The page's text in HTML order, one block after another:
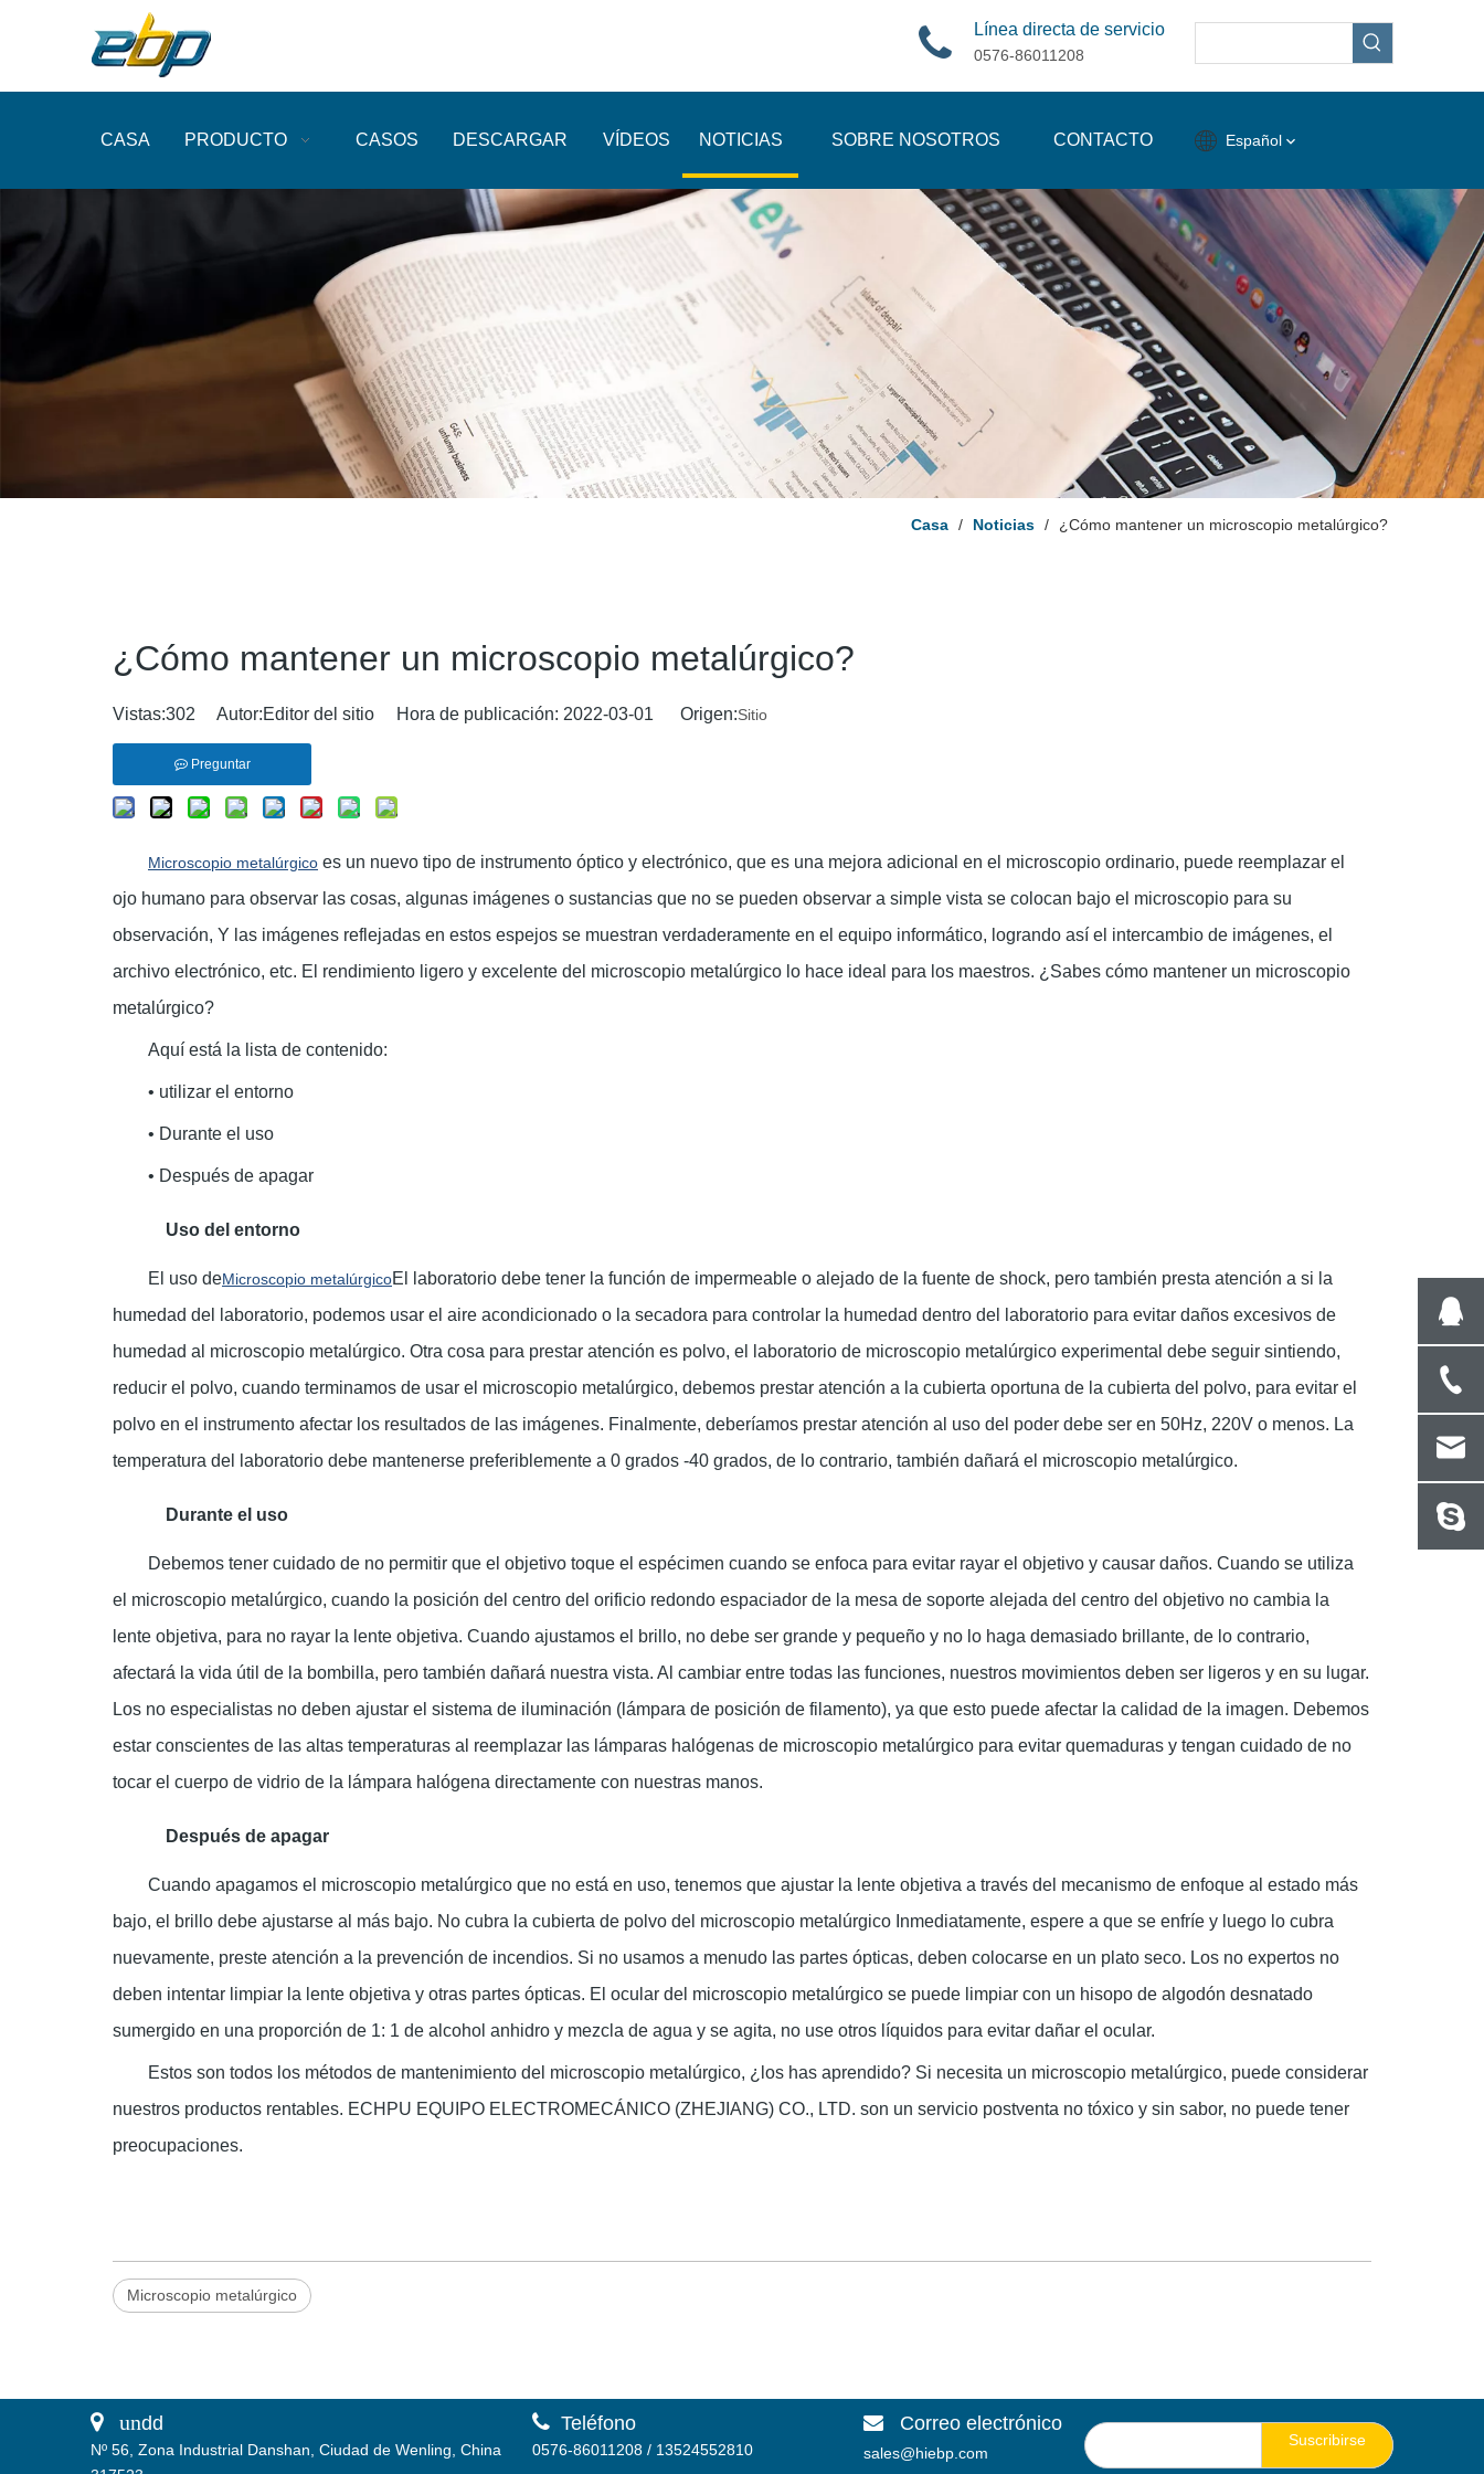
Línea directa de servicio
0576-86011208
CASA PRODUCTO CASOS DESCARGAR VÍDEOS NOTICIAS SOBRE NOSOTROS CONTACTO Español
Casa / Noticias / ¿Cómo mantener un microscopio metalúrgico?
¿Cómo mantener un microscopio metalúrgico?
Vistas:302 Autor:Editor del sitio Hora de publicación: 2022-03-01 Origen:Sitio
Preguntar
Microscopio metalúrgico es un nuevo tipo de instrumento óptico y electrónico, que es una mejora adicional en el microscopio ordinario, puede reemplazar el
ojo humano para observar las cosas, algunas imágenes o sustancias que no se pueden observar a simple vista se colocan bajo el microscopio para su
observación, Y las imágenes reflejadas en estos espejos se muestran verdaderamente en el equipo informático, logrando así el intercambio de imágenes, el
archivo electrónico, etc. El rendimiento ligero y excelente del microscopio metalúrgico lo hace ideal para los maestros. ¿Sabes cómo mantener un microscopio
metalúrgico?
Aquí está la lista de contenido:
• utilizar el entorno
• Durante el uso
• Después de apagar
Uso del entorno
El uso deMicroscopio metalúrgicoEl laboratorio debe tener la función de impermeable o alejado de la fuente de shock, pero también presta atención a si la
humedad del laboratorio, podemos usar el aire acondicionado o la secadora para controlar la humedad dentro del laboratorio para evitar daños excesivos de
humedad al microscopio metalúrgico. Otra cosa para prestar atención es polvo, el laboratorio de microscopio metalúrgico experimental debe seguir sintiendo,
reducir el polvo, cuando terminamos de usar el microscopio metalúrgico, debemos prestar atención a la cubierta oportuna de la cubierta del polvo, para evitar el
polvo en el instrumento afectar los resultados de las imágenes. Finalmente, deberíamos prestar atención al uso del poder debe ser en 50Hz, 220V o menos. La
temperatura del laboratorio debe mantenerse preferiblemente a 0 grados -40 grados, de lo contrario, también dañará el microscopio metalúrgico.
Durante el uso
Debemos tener cuidado de no permitir que el objetivo toque el espécimen cuando se enfoca para evitar rayar el objetivo y causar daños. Cuando se utiliza
el microscopio metalúrgico, cuando la posición del centro del orificio redondo espaciador de la mesa de soporte alejada del centro del objetivo no cambia la
lente objetiva, para no rayar la lente objetiva. Cuando ajustamos el brillo, no debe ser grande y pequeño y no lo haga demasiado brillante, de lo contrario,
afectará la vida útil de la bombilla, pero también dañará nuestra vista. Al cambiar entre todas las funciones, nuestros movimientos deben ser ligeros y en su lugar.
Los no especialistas no deben ajustar el sistema de iluminación (lámpara de posición de filamento), ya que esto puede afectar la calidad de la imagen. Debemos
estar conscientes de las altas temperaturas al reemplazar las lámparas halógenas de microscopio metalúrgico para evitar quemaduras y tengan cuidado de no
tocar el cuerpo de vidrio de la lámpara halógena directamente con nuestras manos.
Después de apagar
Cuando apagamos el microscopio metalúrgico que no está en uso, tenemos que ajustar la lente objetiva a través del mecanismo de enfoque al estado más
bajo, el brillo debe ajustarse al más bajo. No cubra la cubierta de polvo del microscopio metalúrgico Inmediatamente, espere a que se enfríe y luego lo cubra
nuevamente, preste atención a la prevención de incendios. Si no usamos a menudo las partes ópticas, deben colocarse en un plato seco. Los no expertos no
deben intentar limpiar la lente objetiva y otras partes ópticas. El ocular del microscopio metalúrgico se puede limpiar con un hisopo de algodón desnatado
sumergido en una proporción de 1: 1 de alcohol anhidro y mezcla de agua y se agita, no use otros líquidos para evitar dañar el ocular.
Estos son todos los métodos de mantenimiento del microscopio metalúrgico, ¿los has aprendido? Si necesita un microscopio metalúrgico, puede considerar
nuestros productos rentables. ECHPU EQUIPO ELECTROMECÁNICO (ZHEJIANG) CO., LTD. son un servicio postventa no tóxico y sin sabor, no puede tener
preocupaciones.
Microscopio metalúrgico
 undd
Nº 56, Zona Industrial Danshan, Ciudad de Wenling, China
 Teléfono
0576-86011208 / 13524552810
 Correo electrónico
sales@hiebp.com
Suscribirse